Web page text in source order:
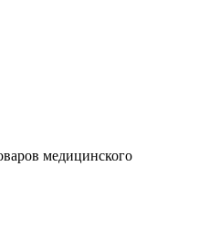
медицинского